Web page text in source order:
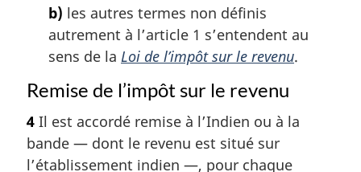
b) les autres termes non définis
autrement à l’article 1 s’entendent au
sens de la Loi de l’impôt sur le revenu.
Remise de l’impôt sur le revenu
4 Il est accordé remise à l’Indien ou à la
bande — dont le revenu est situé sur
l’établissement indien —, pour chaque